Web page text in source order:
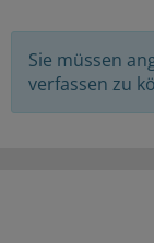
Sie müssen
verfassen zu